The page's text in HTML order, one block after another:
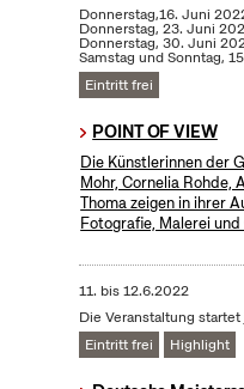
Donnerstag,16. Juni
Donnerstag, 23. Juni
Donnerstag, 30. Juni
Samstag und Sonntag,
Eintritt frei
POINT OF VIEW
Die Künstlerinnen der
Mohr, Cornelia Rohde,
Thoma zeigen in ihrer
Fotografie, Malerei
11. bis12.6.2022
Die Veranstaltung
Eintritt frei
Highlight